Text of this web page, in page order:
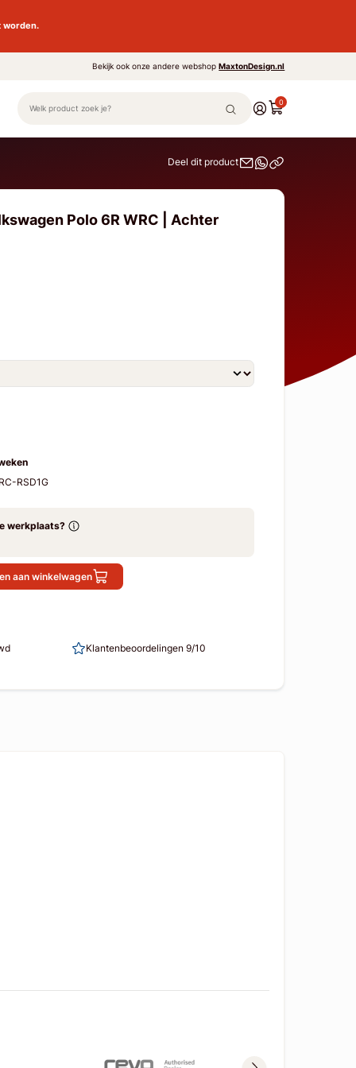
worden.
Bekijk ook onze andere webshopMaxtonDesign.nl
0
Deel dit product
Polo 6R WRC | Achter
RSD1G
werkplaats?
aan winkelwagen
Klantenbeoordelingen 9/10